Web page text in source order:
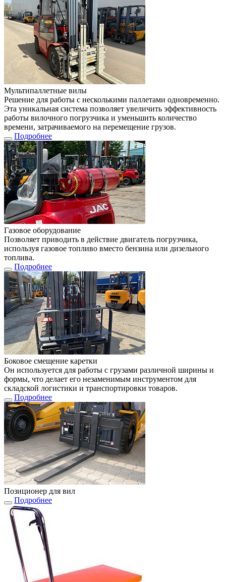
Мультипаллетные вилы
Решение для работы с несколькими паллетами одновременно.
Эта уникальная система позволяет увеличить эффективность
работы вилочного погрузчика и уменьшить количество
времени, затрачиваемого на перемещение грузов.
Подробнее
Газовое оборудование
Позволяет приводить в действие двигатель погрузчика,
используя газовое топливо вместо бензина или дизельного
топлива.
Подробнее
Боковое смещение каретки
Он используется для работы с грузами различной ширины и
формы, что делает его незаменимым инструментом для
складской логистики и транспортировки товаров.
Подробнее
Позиционер для вил
Подробнее